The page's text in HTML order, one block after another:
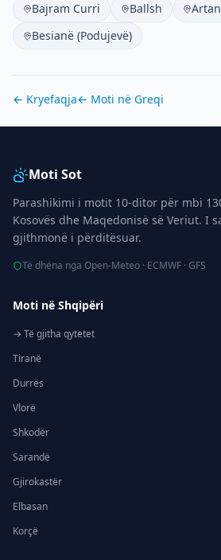
Bajram Curri Ballsh
Besianë (Podujevë)
← Kryefaqja← Moti në Greqi
Moti Sot
Parashikimi i motit 10-ditor për mbi
Kosovës dhe Maqedonisë së Veriut. I
gjithmonë i përditësuar.
Të dhëna nga Open-Meteo · ECMWF · GFS
Moti në Shqipëri
→ Të gjitha qytetet
Tiranë
Durrës
Vlorë
Shkodër
Sarandë
Gjirokastër
Elbasan
Korçë